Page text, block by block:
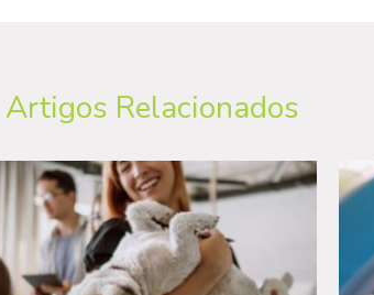
Artigos Relacionados